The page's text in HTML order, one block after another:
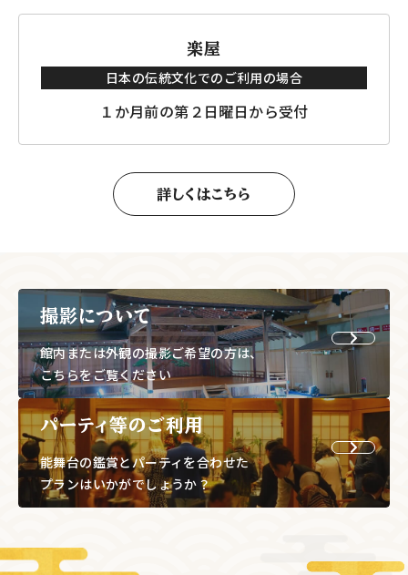
楽屋
日本の伝統文化でのご利用の場合
１か月前の第２日曜日から受付
詳しくはこちら
撮影について
館内または外観の撮影ご希望の方は、
こちらをご覧ください
パーティ等のご利用
能舞台の鑑賞とパーティを合わせた
プランはいかがでしょうか？